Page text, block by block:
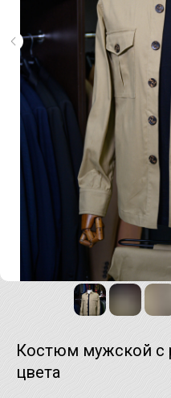
Костюм мужской с
цвета